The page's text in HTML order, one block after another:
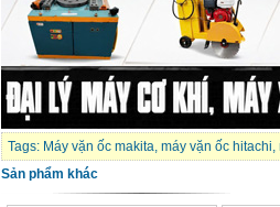
Tags: Máy vặn ốc makita, máy vặn ốc hitachi,
Sản phẩm khác